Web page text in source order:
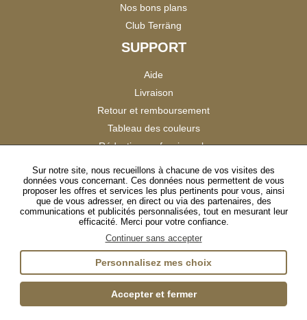
Nos bons plans
Club Terräng
SUPPORT
Aide
Livraison
Retour et remboursement
Tableau des couleurs
Réduction professionnels
Satisfaction Clients
SUIVEZ-NOUS
InstagramTikTokFacebookYouTubeLinkedIn
Sur notre site, nous recueillons à chacune de vos visites des
données vous concernant. Ces données nous permettent de vous
proposer les offres et services les plus pertinents pour vous, ainsi
que de vous adresser, en direct ou via des partenaires, des
communications et publicités personnalisées, tout en mesurant leur
efficacité. Merci pour votre confiance.
Continuer sans accepter
Personnalisez mes choix
Accepter et fermer